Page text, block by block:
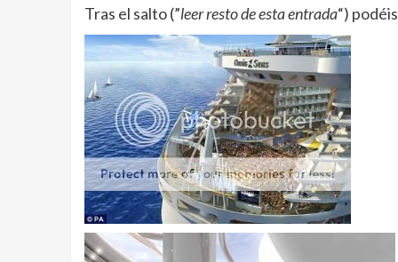
Tras el salto (”leer resto de esta entrada“)